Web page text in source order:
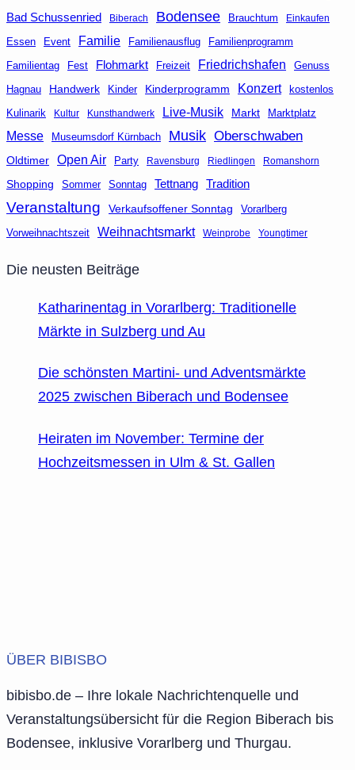
Bad Schussenried
Biberach Bodensee Brauchtum Einkaufen
Essen Event Familie Familienausflug Familienprogramm
Familientag Fest Flohmarkt Freizeit Friedrichshafen Genuss
Hagnau Handwerk Kinder Kinderprogramm Konzert kostenlos
Kulinarik Kultur Kunsthandwerk Live-Musik Markt Marktplatz
Messe Museumsdorf Kürnbach Musik Oberschwaben
Oldtimer Open Air Party Ravensburg Riedlingen Romanshorn
Shopping Sommer Sonntag Tettnang Tradition
Veranstaltung Verkaufsoffener Sonntag
Vorarlberg
Vorweihnachtszeit
Weihnachtsmarkt Weinprobe Youngtimer
Die neusten Beiträge
Katharinentag in Vorarlberg: Traditionelle
Märkte in Sulzberg und Au
Die schönsten Martini- und Adventsmärkte
2025 zwischen Biberach und Bodensee
Heiraten im November: Termine der
Hochzeitsmessen in Ulm & St. Gallen
ÜBER BIBISBO
bibisbo.de – Ihre lokale Nachrichtenquelle und
Veranstaltungsübersicht für die Region Biberach bis
Bodensee, inklusive Vorarlberg und Thurgau.